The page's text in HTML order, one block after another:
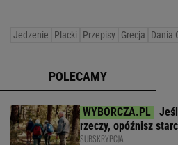
Jedzenie Placki Przepisy Grecja Dania
POLECAMY
rzeczy, opóźnisz
SUBSKRYPCJA